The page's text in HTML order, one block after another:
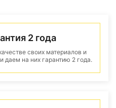
2 года
своих материалов и
даем на них гарантию 2 года.